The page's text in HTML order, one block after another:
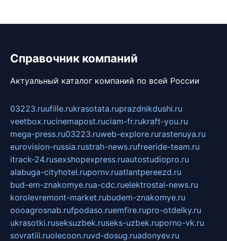
Справочник компаний
Актуальный каталог компаний по всей России
03223.ruufille.rukrasotata.ruprazdnikdushi.ru
veetbox.rucinemapost.ruciam-fr.rukraft-you.ru
mega-press.ru03223.ruweb-explore.rurastenuya.ru
eurovision-russia.rustrah-news.rufreeride-team.ru
itrack-24.rusexshopexpress.ruautostudiopro.ru
alabuga-cityhotel.rupornv.ruatlantpereezd.ru
bud-em-znakomye.rua-cdc.ruelektrostal-news.ru
korolevremont-market.rubudem-znakomye.ru
oooagrosnab.rufpodaso.ruemfire.rupro-otdelky.ru
ukrasotki.ruseksuzbek.ruseks-uzbek.ruporno-vk.ru
sovratili.ruolecoon.ruvd-dosug.ruadonyev.ru